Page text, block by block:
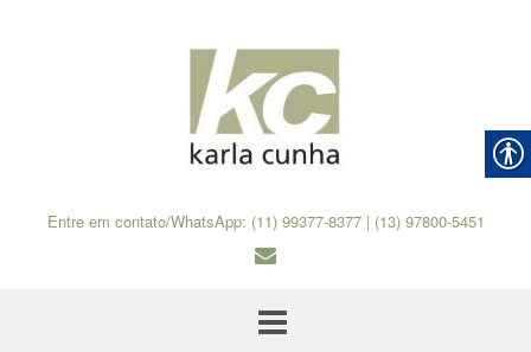
Entre em contato/WhatsApp: (11) 99377-8377 | (13) 97800-5451